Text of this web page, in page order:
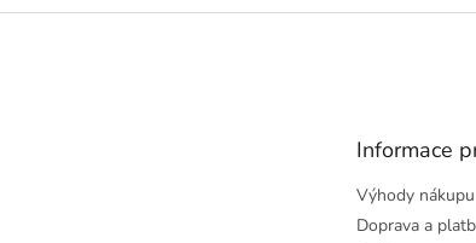
Z
Informace
Výhody nákupu
Doprava a